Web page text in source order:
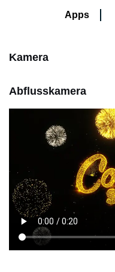
Apps
Kamera
Abflusskamera